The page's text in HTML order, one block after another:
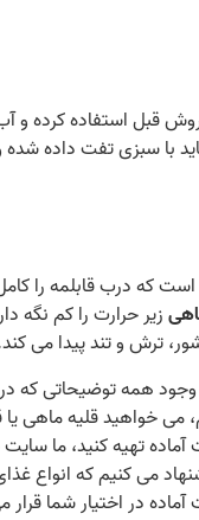
قبل استفاده کرده و
آن آب باقی بماند. اکنون ۳ لیوان آب تمبر هندی دارید که
که درب قابلمه را
زیر حرارت را کم نگه
وجود همه توضیحاتی که در
می‌ خواهید قلیه ماهی یا
تهیه کنید، ما سایت
می‌ کنیم که انواع
در اختیار شما